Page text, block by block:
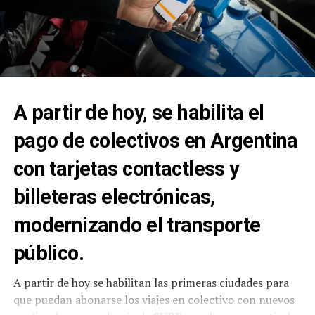
A partir de hoy, se habilita el
pago de colectivos en Argentina
con tarjetas contactless y
billeteras electrónicas,
modernizando el transporte
público.
A partir de hoy se habilitan las primeras ciudades para
que puedan abonarse los viajes en colectivo con nuevos